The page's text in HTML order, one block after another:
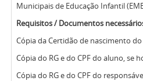
Municipais de Educação Infantil
Requisitos / Documentos
Cópia da Certidão de nascimento
Cópia do RG e do CPF do aluno, se
Cópia do RG e do CPF do